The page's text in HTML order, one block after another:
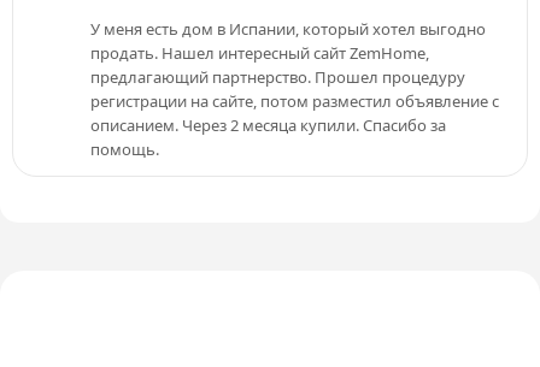
У меня есть дом в Испании, который хотел выгодно
продать. Нашел интересный сайт ZemHome,
предлагающий партнерство. Прошел процедуру
регистрации на сайте, потом разместил объявление с
описанием. Через 2 месяца купили. Спасибо за
помощь.